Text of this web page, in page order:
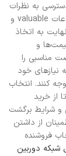
به نظرات
و تجربیات دیگر خریداران است. این نظرات می‌تواند اطلاعات valuable و
به اتخاذ
و
مناسبی را
نیازهای خود
کنند. انتخاب
از خرید
و شرایط برگشت
از داشتن
فروشنده
شبکه دوربین